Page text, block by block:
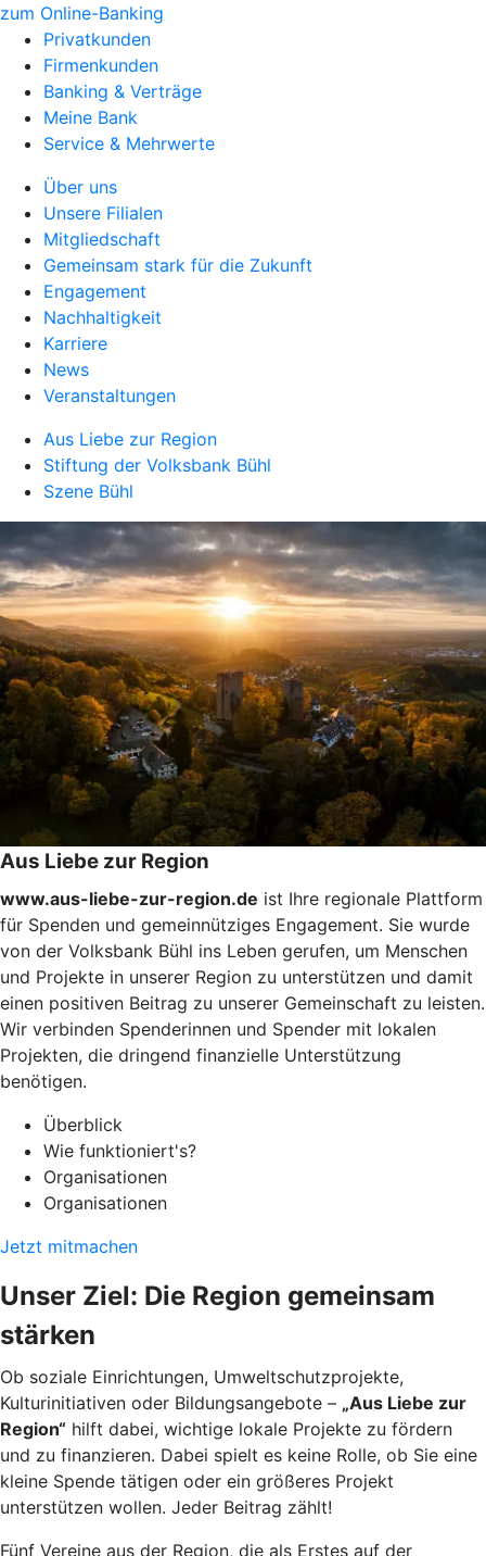
zum Online-Banking
Privatkunden
Firmenkunden
Banking & Verträge
Meine Bank
Service & Mehrwerte
Über uns
Unsere Filialen
Mitgliedschaft
Gemeinsam stark für die Zukunft
Engagement
Nachhaltigkeit
Karriere
News
Veranstaltungen
Aus Liebe zur Region
Stiftung der Volksbank Bühl
Szene Bühl
Aus Liebe zur Region
www.aus-liebe-zur-region.de ist Ihre regionale Plattform
für Spenden und gemeinnütziges Engagement. Sie wurde
von der Volksbank Bühl ins Leben gerufen, um Menschen
und Projekte in unserer Region zu unterstützen und damit
einen positiven Beitrag zu unserer Gemeinschaft zu leisten.
Wir verbinden Spenderinnen und Spender mit lokalen
Projekten, die dringend finanzielle Unterstützung
benötigen.
Überblick
Wie funktioniert's?
Organisationen
Organisationen
Jetzt mitmachen
Unser Ziel: Die Region gemeinsam
stärken
Ob soziale Einrichtungen, Umweltschutzprojekte,
Kulturinitiativen oder Bildungsangebote – „Aus Liebe zur
Region“ hilft dabei, wichtige lokale Projekte zu fördern
und zu finanzieren. Dabei spielt es keine Rolle, ob Sie eine
kleine Spende tätigen oder ein größeres Projekt
unterstützen wollen. Jeder Beitrag zählt!
Fünf Vereine aus der Region, die als Erstes auf der